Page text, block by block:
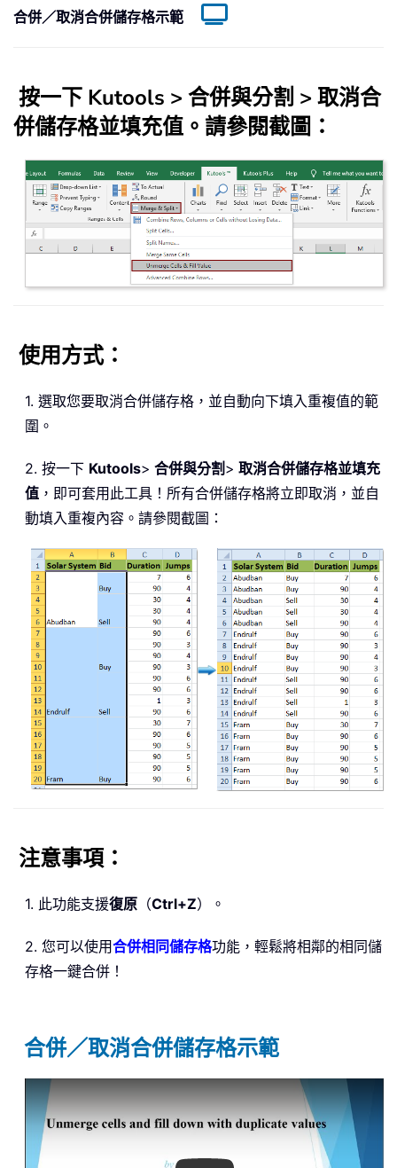
合併／取消合併儲存格示範
按一下 Kutools > 合併與分割 > 取消合
併儲存格並填充值 。請參閱截圖：
使用方式：
1. 選取您要取消合併儲存格，並自動向下填入重複值的範
圍。
2. 按一下 Kutools> 合併與分割 > 取消合併儲存格並填充
值 ，即可套用此工具！所有合併儲存格將立即取消，並自
動填入重複內容。請參閱截圖：
注意事項：
1. 此功能支援復原 （Ctrl+Z）。
2. 您可以使用合併相同儲存格功能，輕鬆將相鄰的相同儲
存格一鍵合併！
合併／取消合併儲存格示範